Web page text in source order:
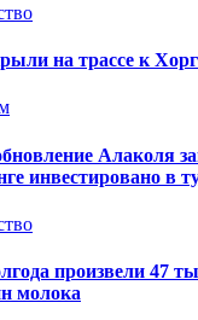
на трассе к
Алаколя
инвестировано в
произвели 47
молока